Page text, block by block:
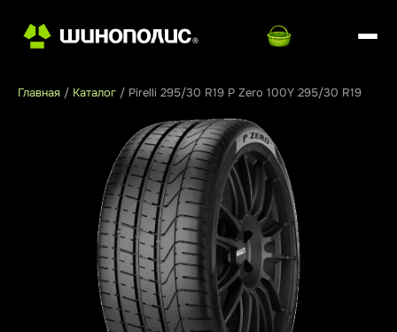
Главная / Каталог / Pirelli 295/30 R19 P Zero 100Y 295/30 R19